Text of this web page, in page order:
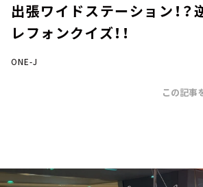
お知らせ
出張ワイドステーション！？
レフォンクイズ！！
ONE-J
この記事